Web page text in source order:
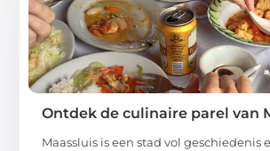
Ontdek de culinaire parel van
Maassluis is een stad vol geschiedenis